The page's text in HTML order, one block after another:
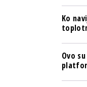
Ko
Ovo